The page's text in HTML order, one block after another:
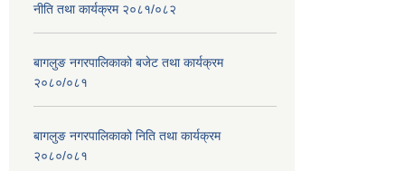
नीति तथा कार्यक्रम २०८१/०८२
बागलुङ नगरपालिकाको बजेट तथा कार्यक्रम
२०८०/०८१
बागलुङ नगरपालिकाको निति तथा कार्यक्रम
२०८०/०८१